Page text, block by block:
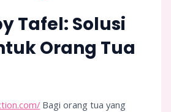
Tafel: Solusi
Orang Tua
Bagi orang tua yang